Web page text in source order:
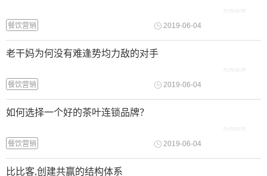
2019-06-04
餐饮营销
老干妈为何没有难逢势均力敌的对手
2019-06-04
餐饮营销
如何选择一个好的茶叶连锁品牌？
2019-06-04
餐饮营销
比比客,创建共赢的结构体系